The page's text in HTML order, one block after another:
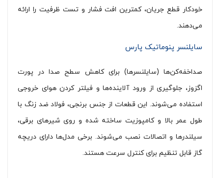
خودکار قطع جریان، کمترین افت فشار و تست ظرفیت را ارائه
می‌دهند.
سایلنسر پنوماتیک پارس
صداخفه‌کن‌ها (سایلنسرها) برای کاهش سطح صدا در پورت
اگزوز، جلوگیری از ورود آلاینده‌ها و فیلتر کردن هوای خروجی
استفاده می‌شوند. این قطعات از جنس برنجی، فولاد ضد زنگ با
طول عمر بالا و کامپوزیت ساخته شده و روی شیرهای برقی،
سیلندرها و اتصالات نصب می‌شوند. برخی مدل‌ها دارای دریچه
گاز قابل تنظیم برای کنترل سرعت هستند.